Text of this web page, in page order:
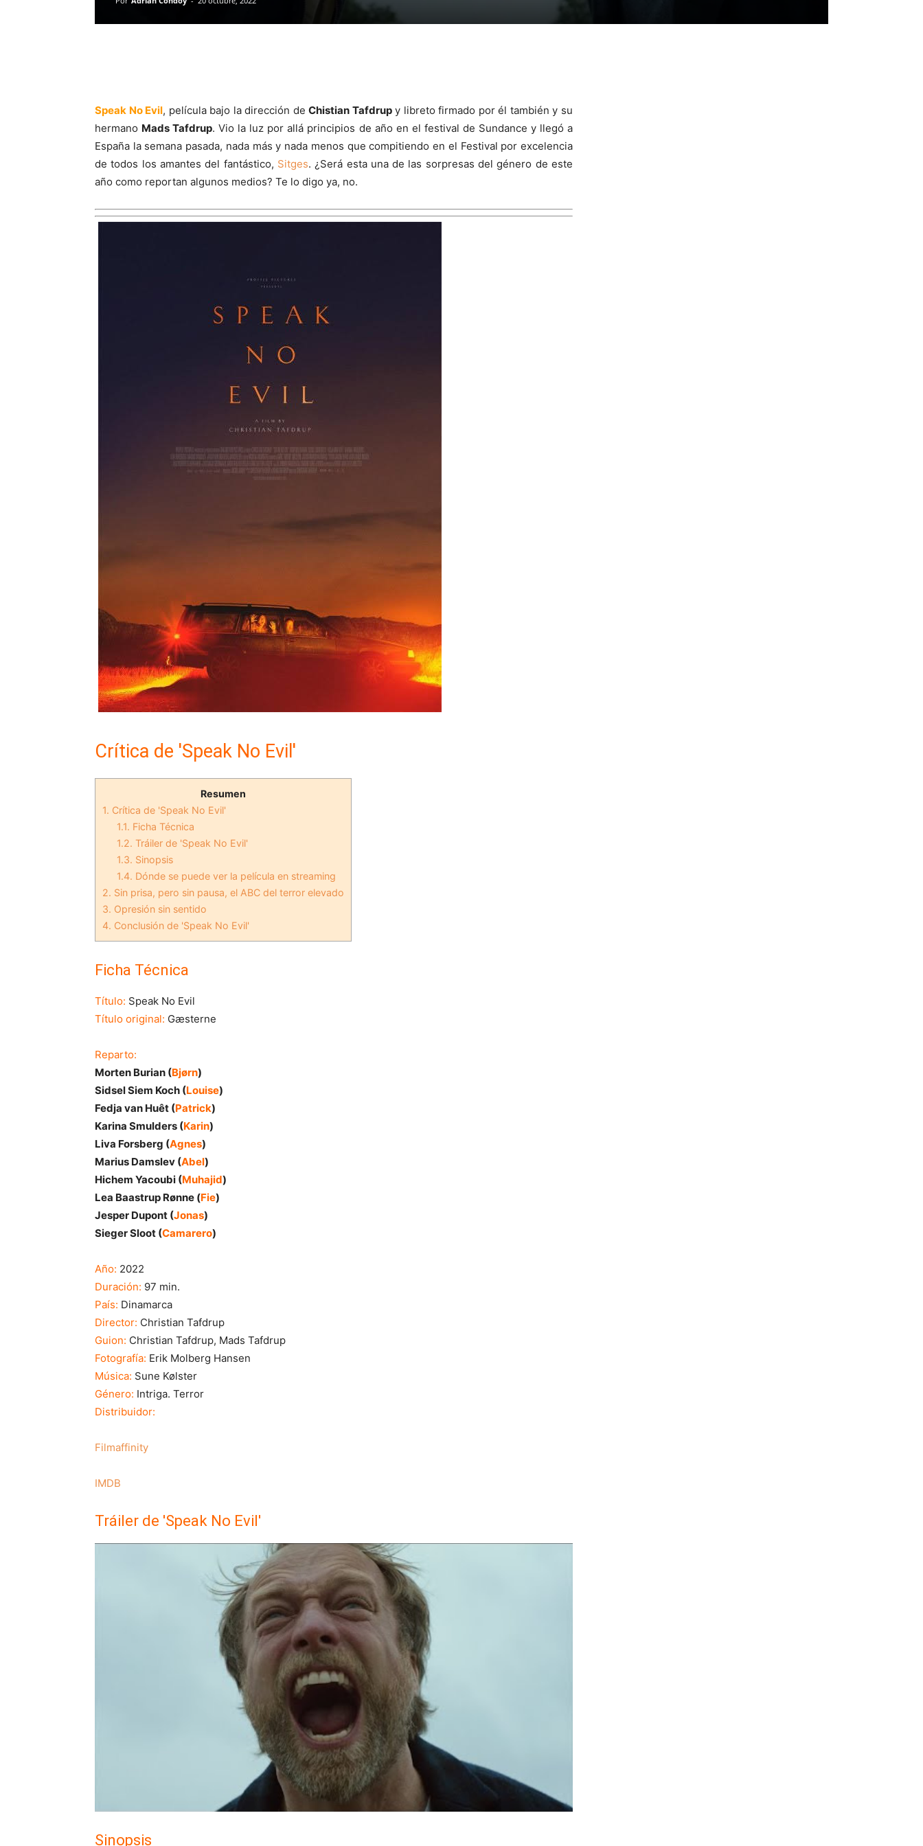
Speak No Evil, película bajo la dirección deChistian Tafdrupy libreto firmado por él también y su
hermano Mads Tafdrup. Vio la luz por allá principios de año en el festival de Sundance y llegó a
España la semana pasada, nada más y nada menos que compitiendo en el Festival por excelencia
de todos los amantes del fantástico, Sitges. ¿Será esta una de las sorpresas del género de este
año como reportan algunos medios? Te lo digo ya, no.
Crítica de 'Speak No Evil'
Resumen
1. Crítica de 'Speak No Evil'
1.1. Ficha Técnica
1.2. Tráiler de 'Speak No Evil'
1.3. Sinopsis
1.4. Dónde se puede ver la película en streaming
2. Sin prisa, pero sin pausa, el ABC del terror elevado
3. Opresión sin sentido
4. Conclusión de 'Speak No Evil'
Ficha Técnica
Título: Speak No Evil
Título original: Gæsterne
Reparto:
Morten Burian (Bjørn)
Sidsel Siem Koch (Louise)
Fedja van Huêt (Patrick)
Karina Smulders (Karin)
Liva Forsberg (Agnes)
Marius Damslev (Abel)
Hichem Yacoubi (Muhajid)
Lea Baastrup Rønne (Fie)
Jesper Dupont (Jonas)
Sieger Sloot (Camarero)
Año: 2022
Duración: 97 min.
País: Dinamarca
Director: Christian Tafdrup
Guion: Christian Tafdrup, Mads Tafdrup
Fotografía: Erik Molberg Hansen
Música: Sune Kølster
Género: Intriga. Terror
Distribuidor:
Filmaffinity
IMDB
Tráiler de 'Speak No Evil'
Sinopsis